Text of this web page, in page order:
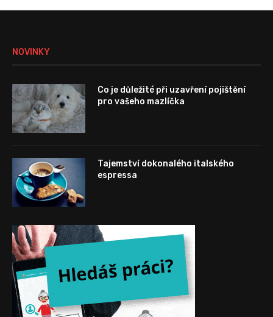
NOVINKY
Co je důležité při uzavření pojištění
pro vašeho mazlíčka
Tajemství dokonalého italského
espressa